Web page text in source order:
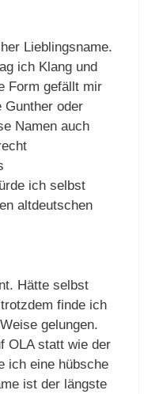
Lieblingsname.
ich Klang und
Form gefällt mir
Gunther oder
Namen auch
ich selbst
altdeutschen
Hätte selbst
finde ich
gelungen.
OLA statt wie der
ich eine hübsche
ist der längste